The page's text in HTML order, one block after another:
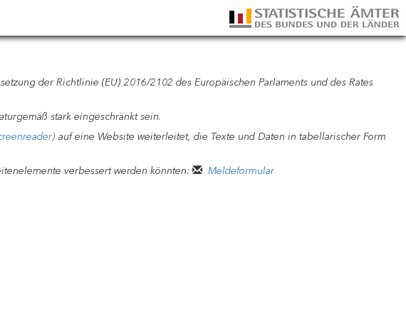
der Richtlinie (EU) 2016/2102 des Europäischen Parlaments und des Rates
stark eingeschränkt sein.
auf eine Website weiterleitet, die Texte und Daten in tabellarischer Form
verbessert werden könnten:
Meldeformular